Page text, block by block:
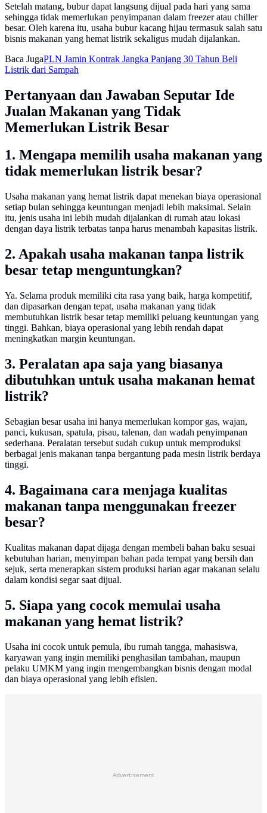
Setelah matang, bubur dapat langsung dijual pada hari yang sama
sehingga tidak memerlukan penyimpanan dalam freezer atau chiller
besar. Oleh karena itu, usaha bubur kacang hijau termasuk salah satu
bisnis makanan yang hemat listrik sekaligus mudah dijalankan.
Baca JugaPLN Jamin Kontrak Jangka Panjang 30 Tahun Beli
Listrik dari Sampah
Pertanyaan dan Jawaban Seputar Ide
Jualan Makanan yang Tidak
Memerlukan Listrik Besar
1. Mengapa memilih usaha makanan yang
tidak memerlukan listrik besar?
Usaha makanan yang hemat listrik dapat menekan biaya operasional
setiap bulan sehingga keuntungan menjadi lebih maksimal. Selain
itu, jenis usaha ini lebih mudah dijalankan di rumah atau lokasi
dengan daya listrik terbatas tanpa harus menambah kapasitas listrik.
2. Apakah usaha makanan tanpa listrik
besar tetap menguntungkan?
Ya. Selama produk memiliki cita rasa yang baik, harga kompetitif,
dan dipasarkan dengan tepat, usaha makanan yang tidak
membutuhkan listrik besar tetap memiliki peluang keuntungan yang
tinggi. Bahkan, biaya operasional yang lebih rendah dapat
meningkatkan margin keuntungan.
3. Peralatan apa saja yang biasanya
dibutuhkan untuk usaha makanan hemat
listrik?
Sebagian besar usaha ini hanya memerlukan kompor gas, wajan,
panci, kukusan, spatula, pisau, talenan, dan wadah penyimpanan
sederhana. Peralatan tersebut sudah cukup untuk memproduksi
berbagai jenis makanan tanpa bergantung pada mesin listrik berdaya
tinggi.
4. Bagaimana cara menjaga kualitas
makanan tanpa menggunakan freezer
besar?
Kualitas makanan dapat dijaga dengan membeli bahan baku sesuai
kebutuhan harian, menyimpan bahan pada tempat yang bersih dan
sejuk, serta menerapkan sistem produksi harian agar makanan selalu
dalam kondisi segar saat dijual.
5. Siapa yang cocok memulai usaha
makanan yang hemat listrik?
Usaha ini cocok untuk pemula, ibu rumah tangga, mahasiswa,
karyawan yang ingin memiliki penghasilan tambahan, maupun
pelaku UMKM yang ingin mengembangkan bisnis dengan modal
dan biaya operasional yang lebih efisien.
Advertisement